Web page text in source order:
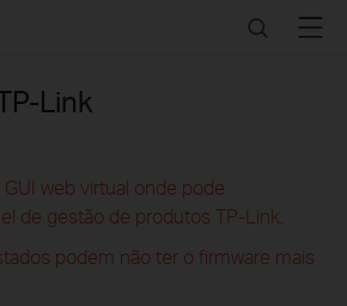
SearchMenu
Link
web virtual onde pode
de gestão de produtos TP-Link.
podem não ter o firmware mais